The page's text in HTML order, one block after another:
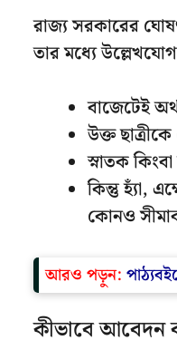
রাজ্য সরকারের
তার মধ্যে
বাজেটেই
উক্ত
স্নাতক
কিন্তু হ্যাঁ,
কোনও
আরও পড়ুন:
কীভাবে আবেদন